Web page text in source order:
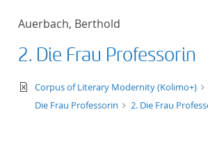
Auerbach, Berthold
2. Die Frau Professorin
text/xml
Corpus of Literary Modernity (Kolimo+)
Die Frau Professorin
2. Die Frau